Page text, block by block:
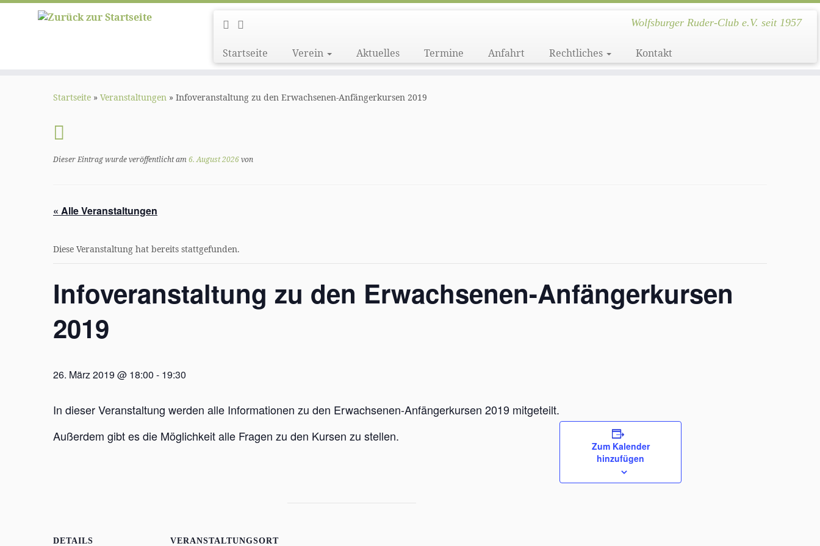
Wolfsburger Ruder-Club e.V. seit 1957
Startseite Verein Aktuelles Termine Anfahrt Rechtliches Kontakt
Startseite » Veranstaltungen » Infoveranstaltung zu den Erwachsenen-Anfängerkursen 2019
Dieser Eintrag wurde veröffentlicht am6. August 2026von
« Alle Veranstaltungen
Diese Veranstaltung hat bereits stattgefunden.
Infoveranstaltung zu den Erwachsenen-Anfängerkursen
2019
26. März 2019 @ 18:00 - 19:30
In dieser Veranstaltung werden alle Informationen zu den Erwachsenen-Anfängerkursen 2019 mitgeteilt.
Außerdem gibt es die Möglichkeit alle Fragen zu den Kursen zu stellen.
Zum Kalender
hinzufügen
DETAILS VERANSTALTUNGSORT